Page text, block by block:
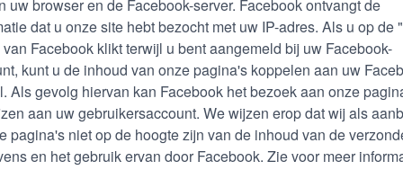
uw browser en de Facebook-server. Facebook ontvangt de
dat u onze site hebt bezocht met uw IP-adres. Als u op de
Facebook klikt terwijl u bent aangemeld bij uw Facebook-
kunt u de inhoud van onze pagina's koppelen aan uw
Als gevolg hiervan kan Facebook het bezoek aan onze
aan uw gebruikersaccount. We wijzen erop dat wij als
pagina's niet op de hoogte zijn van de inhoud van de
en het gebruik ervan door Facebook. Zie voor meer